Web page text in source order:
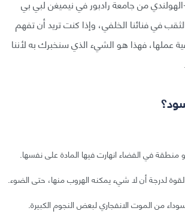
الهولندي من جامعة رادبور في نيميغن لبي بي
في فنائنا الخلفي، وإذا كنت تريد أن تفهم
عملها، فهذا هو الشيء الذي سنخبرك به لأننا
منطقة في الفضاء انهارت فيها المادة على نفسها.
لدرجة أن لا شيء يمكنه الهروب منها، حتى الضوء.
من الموت الانفجاري لبعض النجوم الكبيرة.